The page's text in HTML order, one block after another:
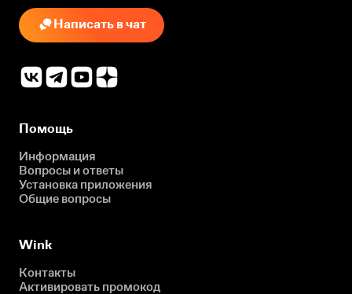
Написать в чат
Помощь
Информация
Вопросы и ответы
Установка приложения
Общие вопросы
Wink
Контакты
Активировать промокод